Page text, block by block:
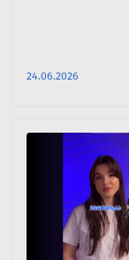
24.06.2026